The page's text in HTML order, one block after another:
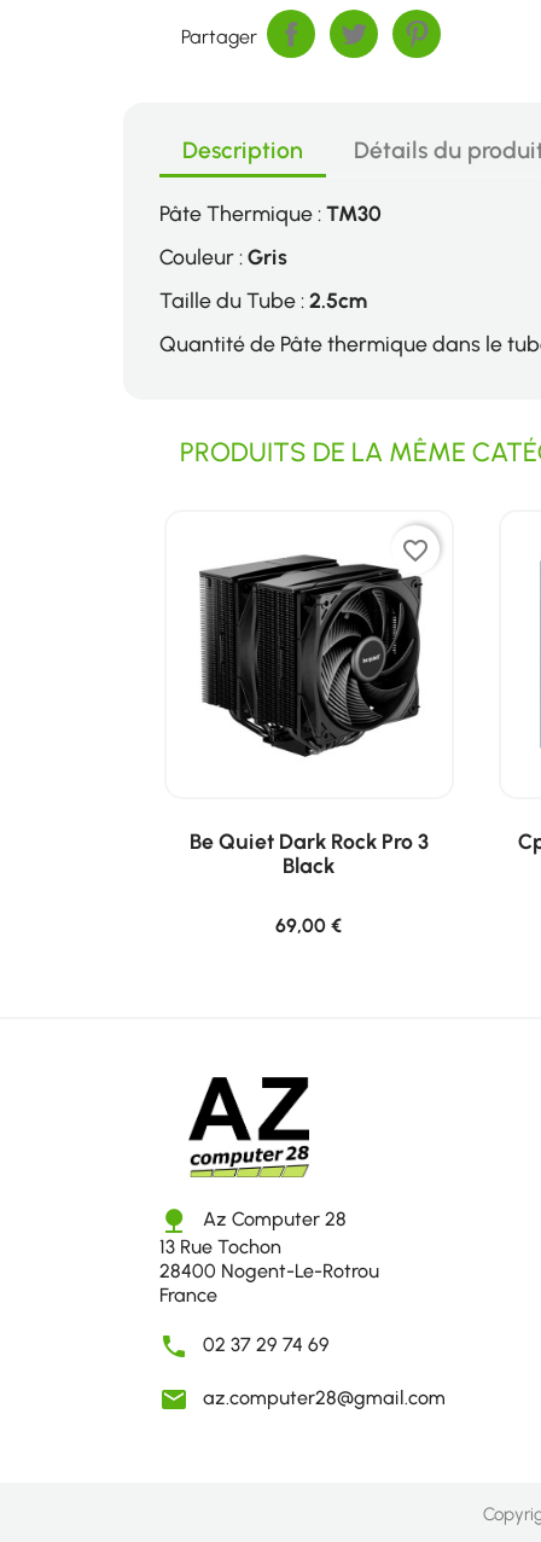
Partager
Description Détails du
Pâte Thermique :TM30
Couleur :Gris
Taille du Tube :2.5cm
Quantité de Pâte thermique dans le
PRODUITS DE LA MÊME
favorite_border
Be Quiet Dark Rock Pro 3
Black
69,00 €
nature
Az Computer 28
13 Rue Tochon
28400 Nogent-Le-Rotrou
France
 02 37 29 74 69
 az.computer28@gmail.com